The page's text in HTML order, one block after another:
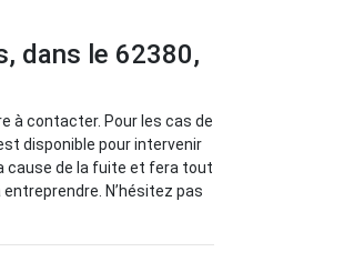
dans le 62380,
à contacter. Pour les cas de
disponible pour intervenir
cause de la fuite et fera tout
N’hésitez pas